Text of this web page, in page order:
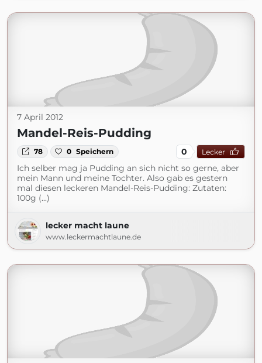
7 April 2012
Mandel-Reis-Pudding
78 0 Speichern 0 Lecker
Ich selber mag ja Pudding an sich nicht so gerne, aber
mein Mann und meine Tochter. Also gab es gestern
mal diesen leckeren Mandel-Reis-Pudding: Zutaten:
100g (...)
lecker macht laune
www.leckermachtlaune.de